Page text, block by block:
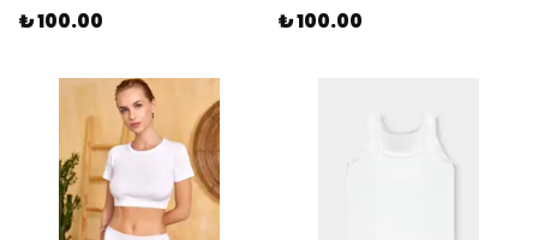
₺ 100.00 ₺ 100.00